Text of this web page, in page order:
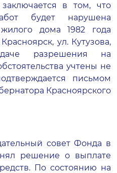
в том, что
будет нарушена
дома 1982 года
ул. Кутузова,
разрешения на
учтены не
письмом
Красноярского
совет Фонда в
решение о выплате
По состоянию на